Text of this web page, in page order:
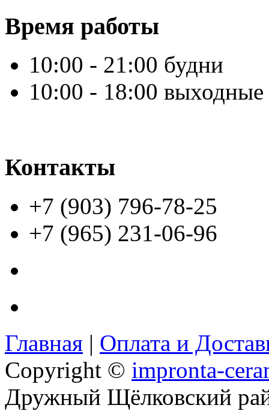
Время работы
10:00 - 21:00 будни
10:00 - 18:00 выходные
Контакты
+7 (903) 796-78-25
+7 (965) 231-06-96
Главная | Оплата и
Copyright © impronta-
Дружный Щёлковский